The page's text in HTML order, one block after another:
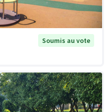
Soumis au vote